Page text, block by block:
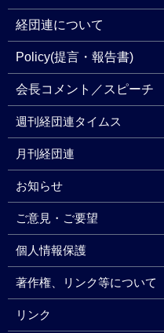
経団連について
Policy(提言・報告書)
会長コメント／スピーチ
週刊経団連タイムス
月刊経団連
お知らせ
ご意見・ご要望
個人情報保護
著作権、リンク等について
リンク